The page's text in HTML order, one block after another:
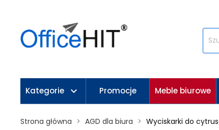
Kategorie keyboard_arrow_down Promocje Meble biurowe
Strona główna AGD dla biura Wyciskarki do